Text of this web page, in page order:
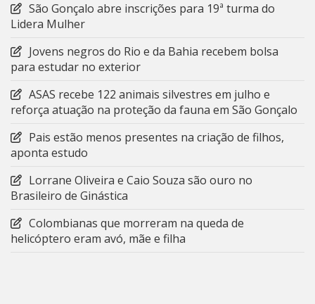
São Gonçalo abre inscrições para 19ª turma do
Lidera Mulher
Jovens negros do Rio e da Bahia recebem bolsa
para estudar no exterior
ASAS recebe 122 animais silvestres em julho e
reforça atuação na proteção da fauna em São Gonçalo
Pais estão menos presentes na criação de filhos,
aponta estudo
Lorrane Oliveira e Caio Souza são ouro no
Brasileiro de Ginástica
Colombianas que morreram na queda de
helicóptero eram avó, mãe e filha